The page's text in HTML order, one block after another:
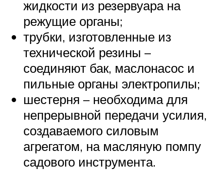
жидкости из резервуара на
режущие органы;
трубки, изготовленные из
технической резины –
соединяют бак, маслонасос и
пильные органы электропилы;
шестерня – необходима для
непрерывной передачи усилия,
создаваемого силовым
агрегатом, на масляную помпу
садового инструмента.